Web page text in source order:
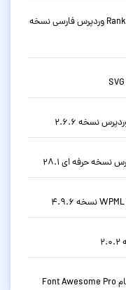
دانلود افزونه سئو حرفه ای رنک مث Rank Math Pro وردپرس فارسی نسخه
دانلود مجموعه فونت های حرفه ای فونت آوسام Font Awesome Pro